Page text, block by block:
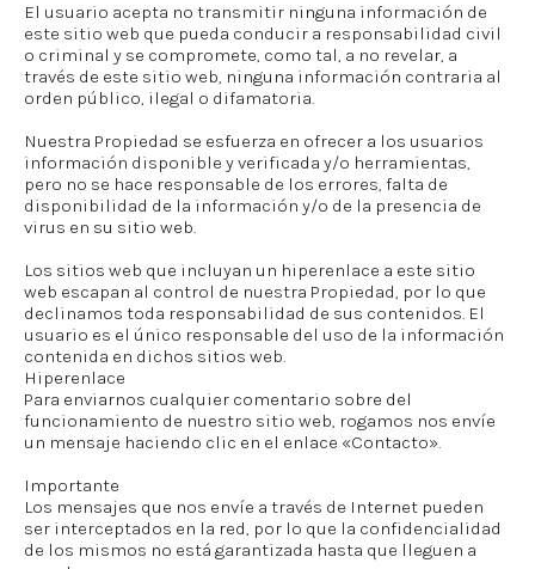
El usuario acepta no transmitir ninguna información de
este sitio web que pueda conducir a responsabilidad civil
o criminal y se compromete, como tal, a no revelar, a
través de este sitio web, ninguna información contraria al
orden público, ilegal o difamatoria.
Nuestra Propiedad se esfuerza en ofrecer a los usuarios
información disponible y verificada y/o herramientas,
pero no se hace responsable de los errores, falta de
disponibilidad de la información y/o de la presencia de
virus en su sitio web.
Los sitios web que incluyan un hiperenlace a este sitio
web escapan al control de nuestra Propiedad, por lo que
declinamos toda responsabilidad de sus contenidos. El
usuario es el único responsable del uso de la información
contenida en dichos sitios web.
Hiperenlace
Para enviarnos cualquier comentario sobre del
funcionamiento de nuestro sitio web, rogamos nos envíe
un mensaje haciendo clic en el enlace «Contacto».
Importante
Los mensajes que nos envíe a través de Internet pueden
ser interceptados en la red, por lo que la confidencialidad
de los mismos no está garantizada hasta que lleguen a